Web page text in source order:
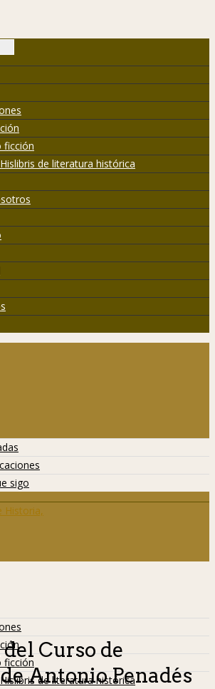
ficción
de literatura histórica
sigo
ficción
de literatura histórica
Curso de
Antonio Penadés